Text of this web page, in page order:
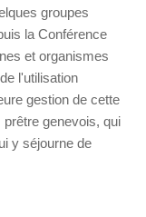
groupes
la Conférence
et organismes
l'utilisation
gestion de cette
genevois, qui
y séjourne de